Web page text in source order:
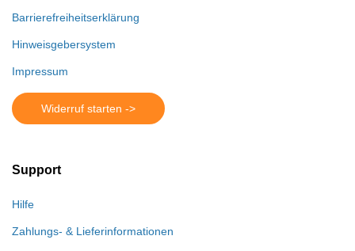
Barrierefreiheitserklärung
Hinweisgebersystem
Impressum
Widerruf starten ->
Support
Hilfe
Zahlungs- & Lieferinformationen